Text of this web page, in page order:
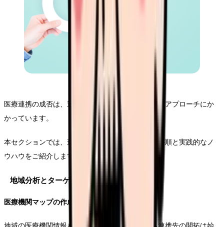
医療連携の成否は、適切な連携先の選定と効果的なアプローチにか
かっています。
本セクションでは、連携先開拓のための具体的な手順と実践的なノ
ウハウをご紹介します。
地域分析とターゲティング
医療機関マップの作成手法